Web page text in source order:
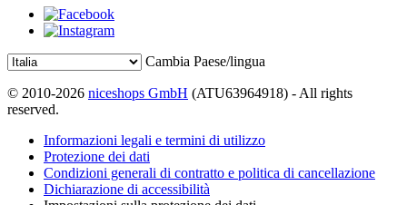
Cambia Paese/lingua
© 2010-2026 niceshops GmbH (ATU63964918) - All rights
reserved.
Informazioni legali e termini di utilizzo
Protezione dei dati
Condizioni generali di contratto e politica di cancellazione
Dichiarazione di accessibilità